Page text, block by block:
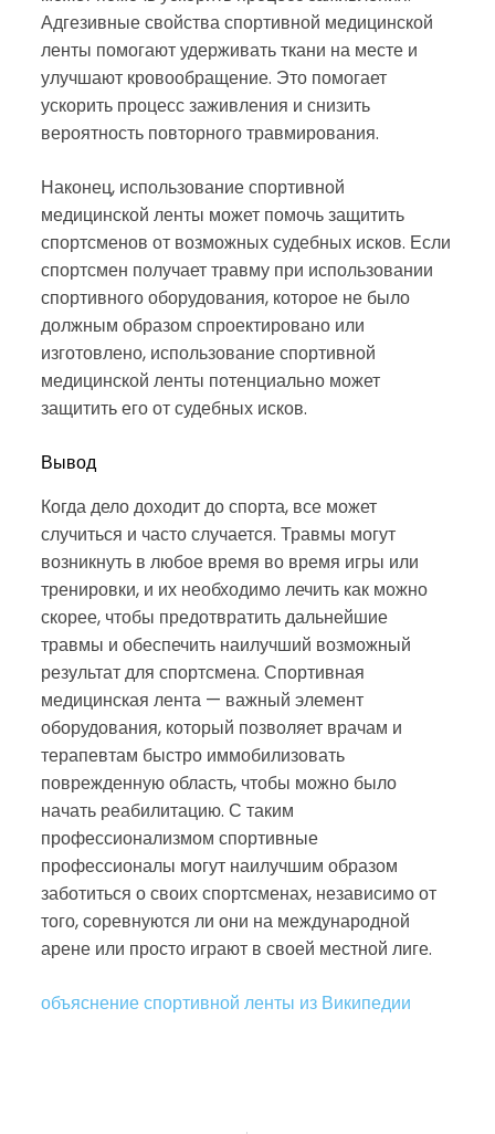
Адгезивные свойства спортивной медицинской
ленты помогают удерживать ткани на месте и
улучшают кровообращение. Это помогает
ускорить процесс заживления и снизить
вероятность повторного травмирования.
Наконец, использование спортивной
медицинской ленты может помочь защитить
спортсменов от возможных судебных исков. Если
спортсмен получает травму при использовании
спортивного оборудования, которое не было
должным образом спроектировано или
изготовлено, использование спортивной
медицинской ленты потенциально может
защитить его от судебных исков.
Вывод
Когда дело доходит до спорта, все может
случиться и часто случается. Травмы могут
возникнуть в любое время во время игры или
тренировки, и их необходимо лечить как можно
скорее, чтобы предотвратить дальнейшие
травмы и обеспечить наилучший возможный
результат для спортсмена. Спортивная
медицинская лента — важный элемент
оборудования, который позволяет врачам и
терапевтам быстро иммобилизовать
поврежденную область, чтобы можно было
начать реабилитацию. С таким
профессионализмом спортивные
профессионалы могут наилучшим образом
заботиться о своих спортсменах, независимо от
того, соревнуются ли они на международной
арене или просто играют в своей местной лиге.
объяснение спортивной ленты из Википедии